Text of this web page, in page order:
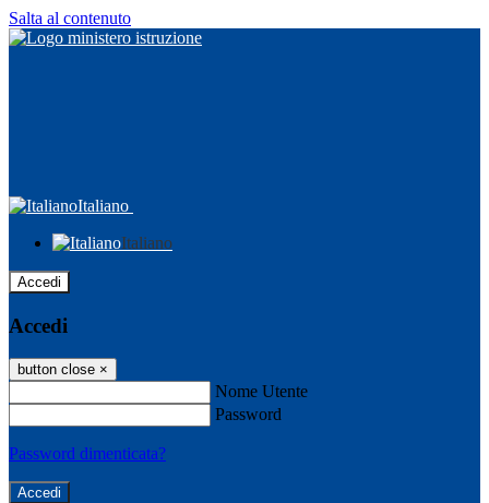
Salta al contenuto
Italiano
Italiano
Accedi
Accedi
button close ×
Nome Utente
Password
Password dimenticata?